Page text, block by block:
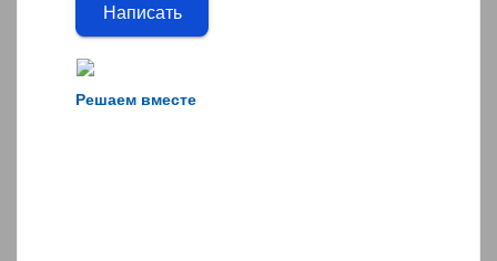
Решаем вместе
Написать